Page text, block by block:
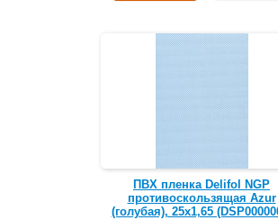
ПВХ пленка Delifol NGP
противоскользящая Azur
(голубая), 25х1,65